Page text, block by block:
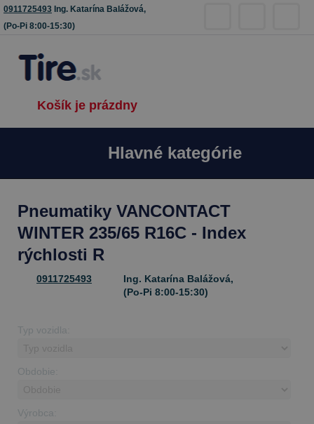
0911725493 Ing. Katarína Balážová,
(Po-Pi 8:00-15:30)
Košík je prázdny
Hlavné kategórie
Pneumatiky VANCONTACT
WINTER 235/65 R16C - Index
rýchlosti R
0911725493
Ing. Katarína Balážová,
(Po-Pi 8:00-15:30)
Typ vozidla:
Obdobie:
Výrobca: